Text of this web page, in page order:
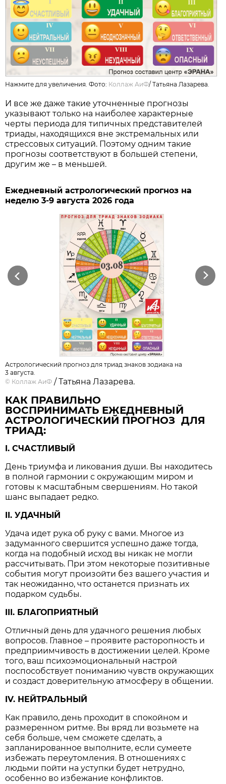
Нажмите для увеличения. Фото: Коллаж АиФ/Татьяна Лазарева.
И все же даже такие уточненные прогнозы
указывают только на наиболее характерные
черты периода для типичных представителей
триады, находящихся вне экстремальных или
стрессовых ситуаций. Поэтому одним такие
прогнозы соответствуют в большей степени,
другим же – в меньшей.
Ежедневный астрологический прогноз на
неделю 3-9 августа 2026 года
Previous Next
Астрологический прогноз для триад знаков зодиака на
3 августа.
© Коллаж АиФ / Татьяна Лазарева.
КАК ПРАВИЛЬНО
ВОСПРИНИМАТЬ ЕЖЕДНЕВНЫЙ
АСТРОЛОГИЧЕСКИЙ ПРОГНОЗ ДЛЯ
ТРИАД:
I. СЧАСТЛИВЫЙ
День триумфа и ликования души. Вы находитесь
в полной гармонии с окружающим миром и
готовы к масштабным свершениям. Но такой
шанс выпадает редко.
II. УДАЧНЫЙ
Удача идет рука об руку с вами. Многое из
задуманного свершится успешно даже тогда,
когда на подобный исход вы никак не могли
рассчитывать. При этом некоторые позитивные
события могут произойти без вашего участия и
так неожиданно, что останется признать их
подарком судьбы.
III. БЛАГОПРИЯТНЫЙ
Отличный день для удачного решения любых
вопросов. Главное – проявите расторопность и
предприимчивость в достижении целей. Кроме
того, ваш психоэмоциональный настрой
поспособствует пониманию чувств окружающих
и создаст доверительную атмосферу в общении.
IV. НЕЙТРАЛЬНЫЙ
Как правило, день проходит в спокойном и
размеренном ритме. Вы вряд ли возьмете на
себя больше, чем сможете сделать, а
запланированное выполните, если сумеете
избежать переутомления. В отношениях с
людьми пойти на уступки будет нетрудно,
особенно во избежание конфликтов.